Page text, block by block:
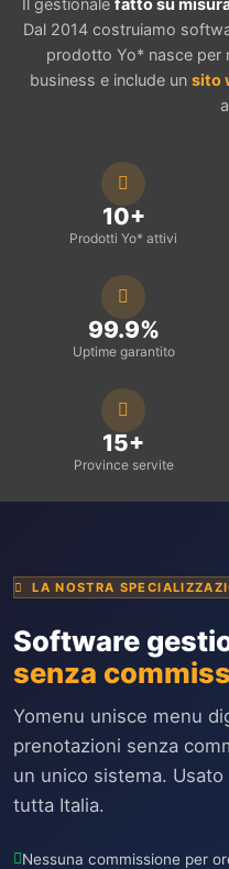
Dal 2014 costruiamo
prodotto Yo* nasce per
business e include un sito
10+
Prodotti Yo* attivi
99.9%
Uptime garantito
15+
Province servite
LA NOSTRA
Software
senza
Yomenu unisce menu
prenotazioni senza
un unico sistema.
tutta Italia.
Nessuna commissione per